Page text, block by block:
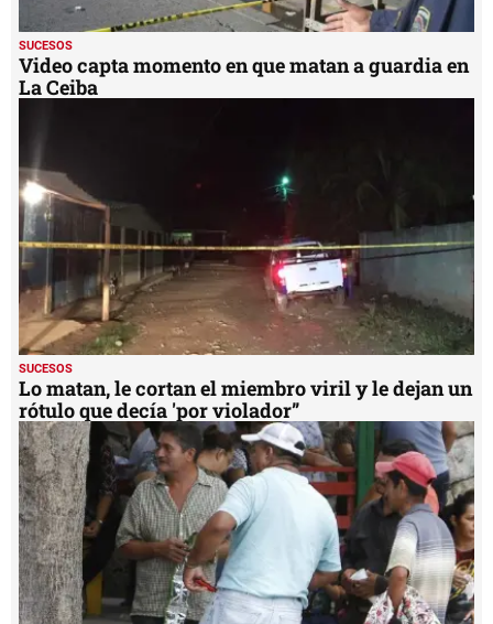
SUCESOS
Video capta momento en que matan a guardia en
La Ceiba
SUCESOS
Lo matan, le cortan el miembro viril y le dejan un
rótulo que decía 'por violador”